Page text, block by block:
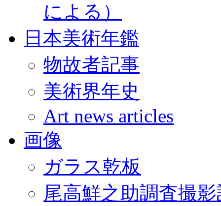
による）
日本美術年鑑
物故者記事
美術界年史
Art news articles
画像
ガラス乾板
尾高鮮之助調査撮